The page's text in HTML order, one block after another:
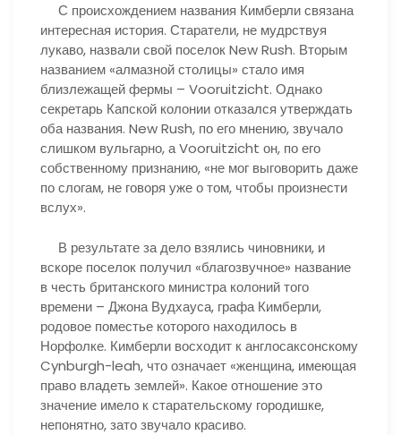
С происхождением названия Кимберли связана
интересная история. Старатели, не мудрствуя
лукаво, назвали свой поселок New Rush. Вторым
названием «алмазной столицы» стало имя
близлежащей фермы – Vooruitzicht. Однако
секретарь Капской колонии отказался утверждать
оба названия. New Rush, по его мнению, звучало
слишком вульгарно, а Vooruitzicht он, по его
собственному признанию, «не мог выговорить даже
по слогам, не говоря уже о том, чтобы произнести
вслух».
В результате за дело взялись чиновники, и
вскоре поселок получил «благозвучное» название
в честь британского министра колоний того
времени – Джона Вудхауса, графа Кимберли,
родовое поместье которого находилось в
Норфолке. Кимберли восходит к англосаксонскому
Cynburgh-leah, что означает «женщина, имеющая
право владеть землей». Какое отношение это
значение имело к старательскому городишке,
непонятно, зато звучало красиво.